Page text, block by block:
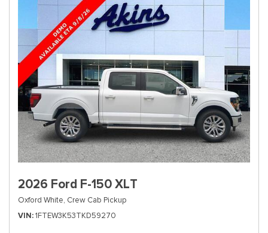
2026 Ford F-150 XLT
Oxford White, Crew Cab Pickup
VIN 1FTEW3K53TKD59270